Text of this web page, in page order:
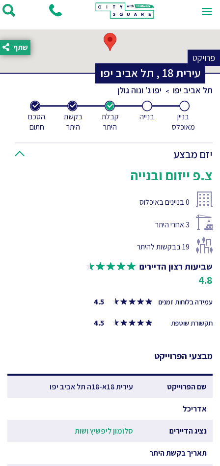
פרויקט
עירית18
, תל אביב יפו
שתף
תל אביב יפו יפו ג' ונוה גולן
בניין
מאוכלס
בנייה
קבלת
היתר
בקשת
היתר
הסכם
חתום
יזם מבצע
צ.פ ייזום ובנייה
0בניינים באיכלוס
3אחרי היתר
19בבקשות להיתר
שביעות רצון הדיירים
4.8
עמידה בלוחות זמנים 4.5
תקשורת שוטפת 4.5
מבצעי הפרוייקט
שם הפרוייקט עירית 18א-18ה תל אביב יפו
אדריכל
נציג הדיירים סלומון ליפשיץ ושות
תאריך בקשת היתר